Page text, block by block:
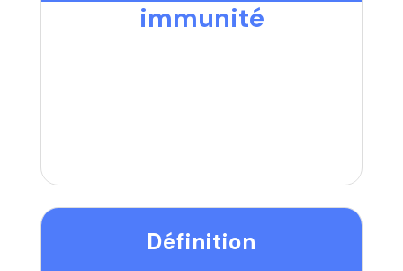
immunité
Définition